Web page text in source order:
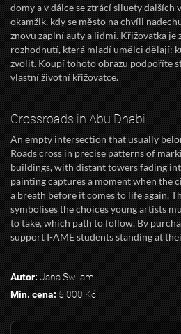
domy a v dálce se ztrácí siluety dalších
okamžik, kdy se město na chvíli
znovu zaplní auty a lidmi. Křižovatka
rozhodnutí, která mladí umělci dělají:
zvolit. Koupí tohoto obrazu podpoříte
vlastní životní křižovatce.
Crossroads in Abu Dhabi
An empty intersection that usually
Roads cross in precise patterns of
buildings, with distant towers fading
painting captures a moment when the
a breath before it comes to life again.
symbolises the choices young artists
to take, which path to follow. By
support I-AME students standing at
Autor:Jana Swilam
Min. cena:5 000 Kč